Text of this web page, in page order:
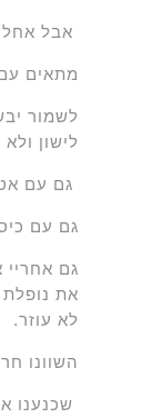
אבל
מתאים
לשמור
לישון
גם עם
גם עם
גם
את
לא עוזר.
השוונו
שכנענו